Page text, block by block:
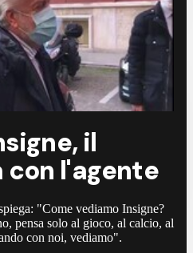
il
con l'agente
"Come vediamo Insigne?
pensa solo al gioco, al calcio, al
con noi, vediamo".